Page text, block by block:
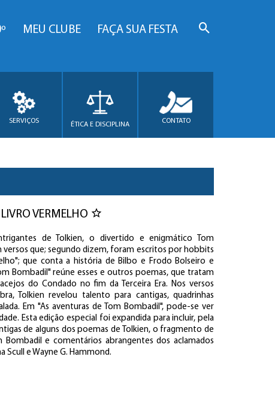
MEU CLUBE FAÇA SUA FESTA
SERVIÇOS ÉTICA E DISCIPLINA CONTATO
VERMELHO
de Tolkien, o divertido e enigmático Tom
que; segundo dizem, foram escritos por hobbits
que conta a história de Bilbo e Frodo Bolseiro e
Bombadil" reúne esses e outros poemas, que tratam
do Condado no fim da Terceira Era. Nos versos
Tolkien revelou talento para cantigas, quadrinhas
Em "As aventuras de Tom Bombadil", pode-se ver
Esta edição especial foi expandida para incluir, pela
de alguns dos poemas de Tolkien, o fragmento de
e comentários abrangentes dos aclamados
Scull e Wayne G. Hammond.